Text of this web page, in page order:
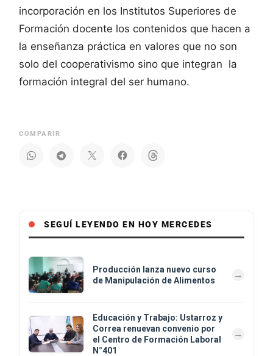
incorporación en los Institutos Superiores de
Formación docente los contenidos que hacen a
la enseñanza práctica en valores que no son
solo del cooperativismo sino que integran la
formación integral del ser humano.
COMPARIR
SEGUÍ LEYENDO EN HOY MERCEDES
Producción lanza nuevo curso
de Manipulación de Alimentos
Educación y Trabajo: Ustarroz y
Correa renuevan convenio por
el Centro de Formación Laboral
N°401